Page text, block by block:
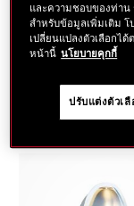
Most Popular
และความชอบของท่าน
สำหรับข้อมูลเพิ่มเติม โ
เปลี่ยนแปลงตัวเลือกไ
หน้านี้ นโยบายคุกกี้
ปรับแต่งตัวเ